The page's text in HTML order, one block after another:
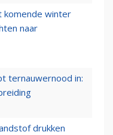
komende winter
naar
ternauwernood in:
drukken